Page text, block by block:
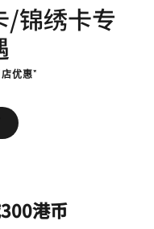
/锦绣卡专
优惠*
in New Tab
港币